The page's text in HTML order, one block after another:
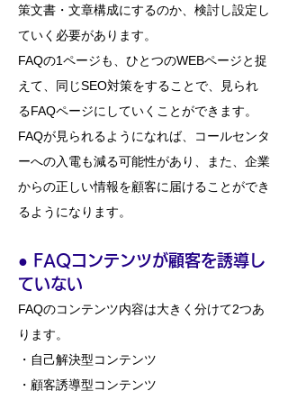
策文書・文章構成にするのか、検討し設定し
ていく必要があります。
FAQの1ページも、ひとつのWEBページと捉
えて、同じSEO対策をすることで、見られ
るFAQページにしていくことができます。
​FAQが見られるようになれば、コールセンタ
ーへの入電も減る可能性があり、また、企業
からの正しい情報を顧客に届けることができ
るようになります。
● FAQコンテンツが顧客を誘導し
ていない
FAQのコンテンツ内容は大きく分けて2つあ
ります。
・自己解決型コンテンツ
・顧客誘導型コンテンツ